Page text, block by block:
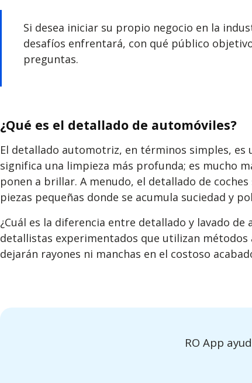
Si desea iniciar su propio negocio en la
desafíos enfrentará, con qué público
preguntas.
¿Qué es el detallado de automóviles?
El detallado automotriz, en términos simples, es
significa una limpieza más profunda; es mucho
ponen a brillar. A menudo, el detallado de
piezas pequeñas donde se acumula suciedad y
¿Cuál es la diferencia entre detallado y lavado
detallistas experimentados que utilizan métodos
dejarán rayones ni manchas en el costoso
RO App